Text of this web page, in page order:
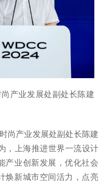
产业发展处副处长陈建
产业发展处副处长陈建
，上海推进世界一流设计
产业创新发展，优化社会
焕新城市空间活力，点亮